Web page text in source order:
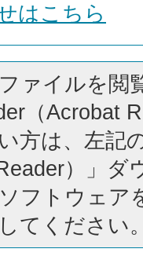
はこちら
ァイルを閲
（Acrobat
方は、左記
）」ダ
フトウェア
てください